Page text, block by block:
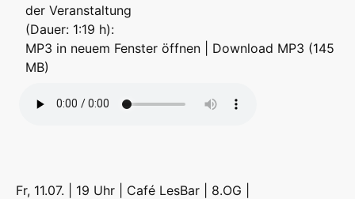
der Veranstaltung
(Dauer: 1:19 h):
MP3 in neuem Fenster öffnen
Download MP3 (145
MB)
Fr, 11.07. | 19 Uhr | Café LesBar | 8.OG |